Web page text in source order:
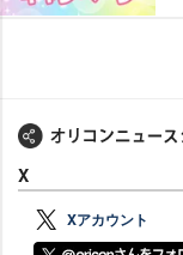
X
Xアカウント